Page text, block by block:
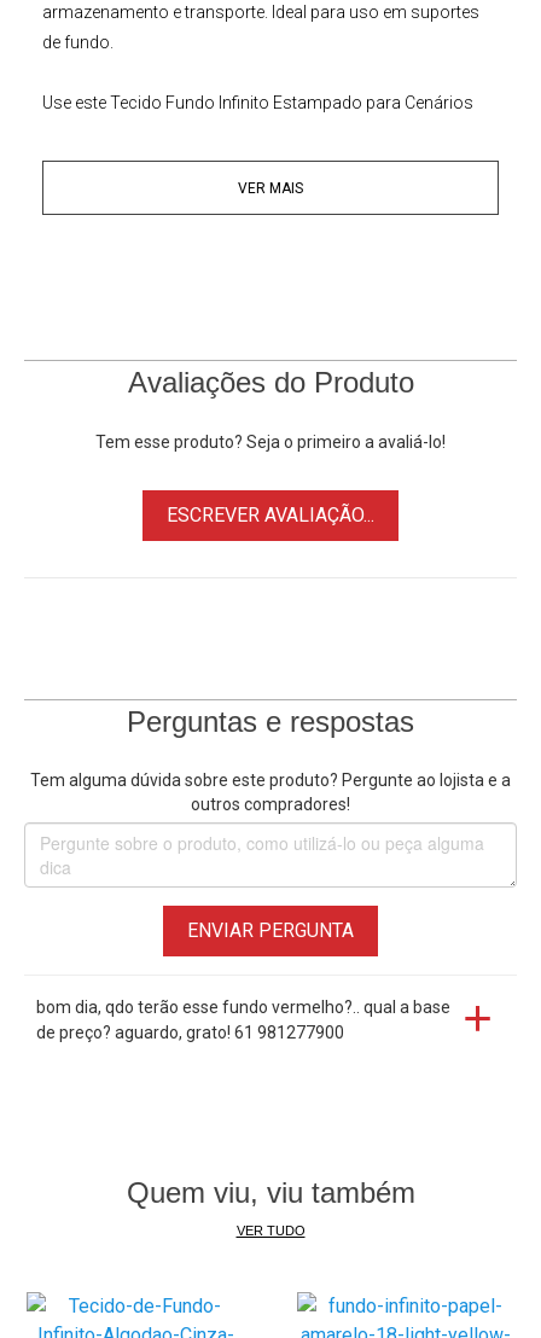
armazenamento e transporte. Ideal para uso em suportes
de fundo.
Use esteTecido Fundo Infinito Estampado para Cenários
para dar fundos digitais à sua imagem, criando horizontes
e cenas incríveis para o seu vídeo, tornando-o profissional e
indispensável nas filmagens de longas e curtas metragens e
em estúdios de fotografia.
• Fácil dobramento e armazenamento
• Comprimento de 3x6 metros
A cor do Tecido / Pano Estampado para Fundo infinito
fotos meramente ilustrativas.
VER MAIS
Avaliações do Produto
Tem esse produto? Seja o primeiro a avaliá-lo!
ESCREVER AVALIAÇÃO...
Perguntas e respostas
Tem alguma dúvida sobre este produto? Pergunte ao lojista e a
outros compradores!
ENVIAR PERGUNTA
bom dia, qdo terão esse fundo vermelho?.. qual a base
de preço? aguardo, grato! 61 981277900
Quem viu, viu também
VER TUDO